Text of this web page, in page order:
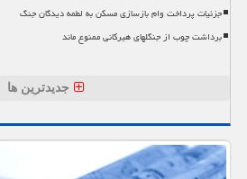
جزئیات پرداخت وام بازسازی مسکن به لطمه دیدگان جنگ
برداشت چوب از جنگلهای هیرکانی ممنوع ماند
جدیدترین ها